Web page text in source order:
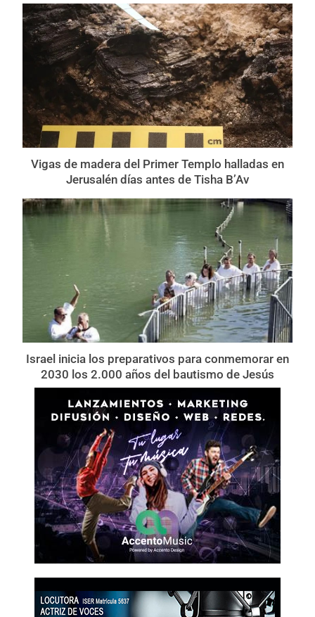
Vigas de madera del Primer Templo halladas en
Jerusalén días antes de Tisha B’Av
Israel inicia los preparativos para conmemorar en
2030 los 2.000 años del bautismo de Jesús